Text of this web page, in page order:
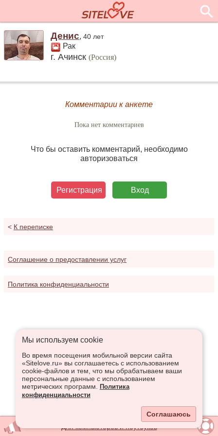
Денис,40 лет
Рак
г. Ачинск(Россия)
Комментарии к анкете
Пока нет комментариев
Что бы оставить комментарий, необходимо
авторизоваться
Регистрация Вход
< К переписке
Соглашение о предоставлении услуг
Политика конфиденциальности
Мы используем сookie
Во время посещения мобильной версии сайта
«Sitelove.ru» вы соглашаетесь с использованием
cookie-файлов и тем, что мы обрабатываем ваши
персональные данные с использованием
метрических программ.
Политика
конфиденциальности
Соглашаюсь
Для компьютеров и ноутбуков